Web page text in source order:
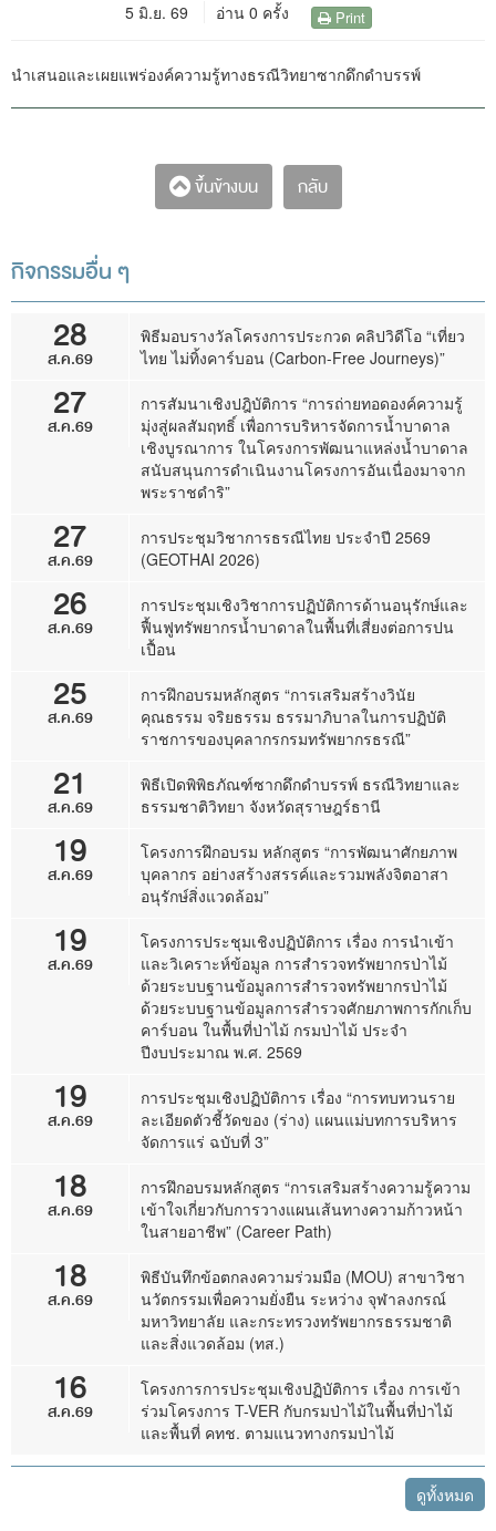
5 มิ.ย. 69 อ่าน 0 ครั้ง Print
นำเสนอและเผยแพร่องค์ความรู้ทางธรณีวิทยาซากดึกดำบรรพ์
ขึ้นข้างบน กลับ
กิจกรรมอื่น ๆ
28
ส.ค.69
พิธีมอบรางวัลโครงการประกวด คลิปวิดีโอ “เที่ยว
ไทย ไม่ทิ้งคาร์บอน (Carbon-Free Journeys)”
27
ส.ค.69
การสัมนาเชิงปฎิบัติการ “การถ่ายทอดองค์ความรู้
มุ่งสู่ผลสัมฤทธิ์ เพื่อการบริหารจัดการน้ำบาดาล
เชิงบูรณาการ ในโครงการพัฒนาแหล่งน้ำบาดาล
สนับสนุนการดำเนินงานโครงการอันเนื่องมาจาก
พระราชดำริ”
27
ส.ค.69
การประชุมวิชาการธรณีไทย ประจำปี 2569
(GEOTHAI 2026)
26
ส.ค.69
การประชุมเชิงวิชาการปฏิบัติการด้านอนุรักษ์และ
ฟื้นฟูทรัพยากรน้ำบาดาลในพื้นที่เสี่ยงต่อการปน
เปื้อน
25
ส.ค.69
การฝึกอบรมหลักสูตร “การเสริมสร้างวินัย
คุณธรรม จริยธรรม ธรรมาภิบาลในการปฏิบัติ
ราชการของบุคลากรกรมทรัพยากรธรณี”
21
ส.ค.69
พิธีเปิดพิพิธภัณฑ์ซากดึกดำบรรพ์ ธรณีวิทยาและ
ธรรมชาติวิทยา จังหวัดสุราษฎร์ธานี
19
ส.ค.69
โครงการฝึกอบรม หลักสูตร “การพัฒนาศักยภาพ
บุคลากร อย่างสร้างสรรค์และรวมพลังจิตอาสา
อนุรักษ์สิ่งแวดล้อม”
19
ส.ค.69
โครงการประชุมเชิงปฏิบัติการ เรื่อง การนำเข้า
และวิเคราะห์ข้อมูล การสำรวจทรัพยากรป่าไม้
ด้วยระบบฐานข้อมูลการสำรวจทรัพยากรป่าไม้
ด้วยระบบฐานข้อมูลการสำรวจศักยภาพการกักเก็บ
คาร์บอน ในพื้นที่ป่าไม้ กรมป่าไม้ ประจำ
ปีงบประมาณ พ.ศ. 2569
19
ส.ค.69
การประชุมเชิงปฏิบัติการ เรื่อง “การทบทวนราย
ละเอียดตัวชี้วัดของ (ร่าง) แผนแม่บทการบริหาร
จัดการแร่ ฉบับที่ 3”
18
ส.ค.69
การฝึกอบรมหลักสูตร “การเสริมสร้างความรู้ความ
เข้าใจเกี่ยวกับการวางแผนเส้นทางความก้าวหน้า
ในสายอาชีพ” (Career Path)
18
ส.ค.69
พิธีบันทึกข้อตกลงความร่วมมือ (MOU) สาขาวิชา
นวัตกรรมเพื่อความยั่งยืน ระหว่าง จุฬาลงกรณ์
มหาวิทยาลัย และกระทรวงทรัพยากรธรรมชาติ
และสิ่งแวดล้อม (ทส.)
16
ส.ค.69
โครงการการประชุมเชิงปฏิบัติการ เรื่อง การเข้า
ร่วมโครงการ T-VER กับกรมป่าไม้ในพื้นที่ป่าไม้
และพื้นที่ คทช. ตามแนวทางกรมป่าไม้
ดูทั้งหมด